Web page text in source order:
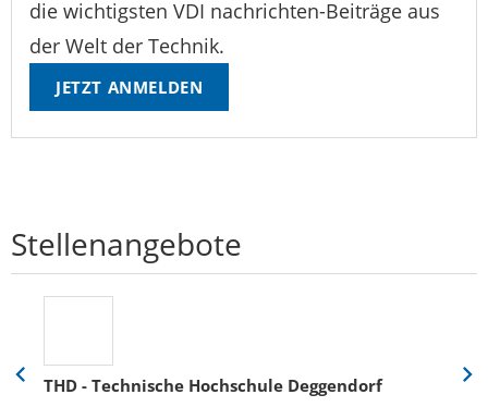
die wichtigsten VDI nachrichten-Beiträge aus
der Welt der Technik.
JETZT ANMELDEN
Stellenangebote
THD - Technische Hochschule Deggendorf
Eine
Eine